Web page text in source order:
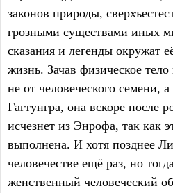
законов природы,
грозными существами иных
сказания и легенды окружат
жизнь. Зачав физическое
не от человеческого семени,
Гагтунгра, она вскоре после
исчезнет из Энрофа, так как
выполнена. И хотя позднее
человечестве ещё раз, но
женственный человеческий